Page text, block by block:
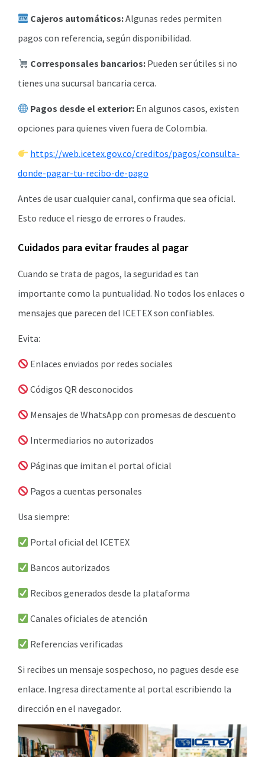
Cajeros automáticos:Algunas redes permiten
pagos con referencia, según disponibilidad.
Corresponsales bancarios: Pueden ser útiles si no
tienes una sucursal bancaria cerca.
Pagos desde el exterior: En algunos casos, existen
opciones para quienes viven fuera de Colombia.
https://web.icetex.gov.co/creditos/pagos/consulta-
donde-pagar-tu-recibo-de-pago
Antes de usar cualquier canal, confirma que sea oficial.
Esto reduce el riesgo de errores o fraudes.
Cuidados para evitar fraudes al pagar
Cuando se trata de pagos, la seguridad es tan
importante como la puntualidad. No todos los enlaces o
mensajes que parecen del ICETEX son confiables.
Evita:
Enlaces enviados por redes sociales
Códigos QR desconocidos
Mensajes de WhatsApp con promesas de descuento
Intermediarios no autorizados
Páginas que imitan el portal oficial
Pagos a cuentas personales
Usa siempre:
Portal oficial del ICETEX
Bancos autorizados
Recibos generados desde la plataforma
Canales oficiales de atención
Referencias verificadas
Si recibes un mensaje sospechoso, no pagues desde ese
enlace. Ingresa directamente al portal escribiendo la
dirección en el navegador.